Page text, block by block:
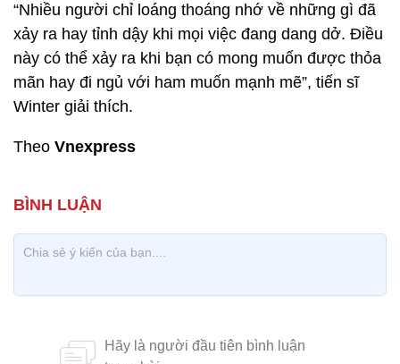
“Nhiều người chỉ loáng thoáng nhớ về những gì đã
xảy ra hay tỉnh dậy khi mọi việc đang dang dở. Điều
này có thể xảy ra khi bạn có mong muốn được thỏa
mãn hay đi ngủ với ham muốn mạnh mẽ”, tiến sĩ
Winter giải thích.
Theo Vnexpress